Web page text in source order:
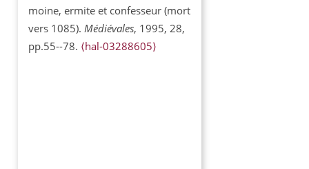
moine, ermite et confesseur (mort
vers 1085). Médiévales, 1995, 28,
pp.55--78. ⟨hal-03288605⟩